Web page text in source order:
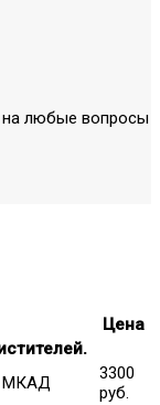
на любые вопросы
Цена
МКАД
3300
руб.